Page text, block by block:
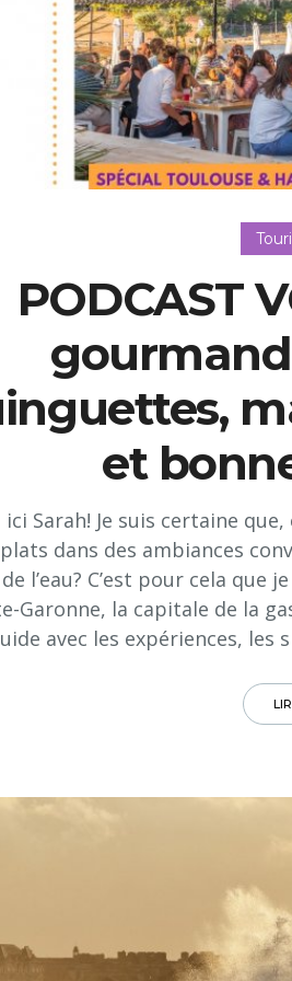
PODCAST
et
ici Sarah! Je suis certaine
dans des ambiances
l’eau? C’est pour cela que
Garonne, la capitale de la
avec les expériences,